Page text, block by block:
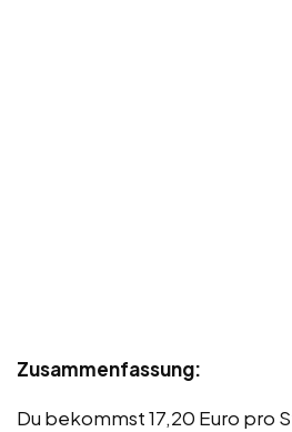
Zusammenfassung:
Du bekommst 17,20 Euro pro